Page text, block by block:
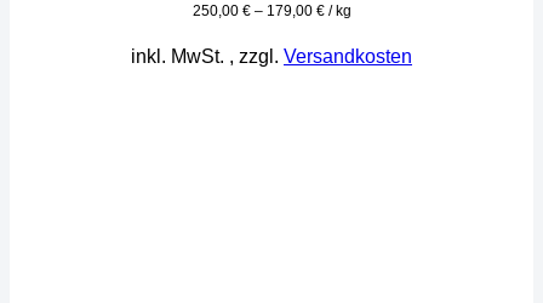
250,00 €– 179,00 €/kg
inkl. MwSt. , zzgl. Versandkosten